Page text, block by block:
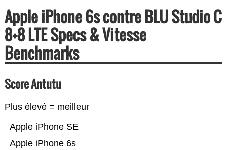
Apple iPhone 6s contre BLU Studio C
8+8 LTE Specs & Vitesse
Benchmarks
Score Antutu
Plus élevé = meilleur
Apple iPhone 6s
Apple iPhone SE